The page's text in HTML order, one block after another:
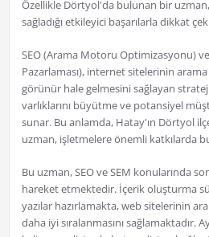
Özellikle Dörtyol'da bulunan bir uzman,
sağladığı etkileyici başarılarla dikkat
SEO (Arama Motoru Optimizasyonu)
Pazarlaması), internet sitelerinin
görünür hale gelmesini sağlayan
varlıklarını büyütme ve potansiyel
sunar. Bu anlamda, Hatay'ın Dörtyol
uzman, işletmelere önemli katkılarda
Bu uzman, SEO ve SEM konularında
hareket etmektedir. İçerik oluşturma
yazılar hazırlamakta, web sitelerinin
daha iyi sıralanmasını sağlamaktadır.